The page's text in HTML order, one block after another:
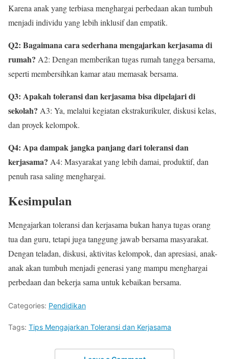
Karena anak yang terbiasa menghargai perbedaan akan tumbuh
menjadi individu yang lebih inklusif dan empatik.
Q2: Bagaimana cara sederhana mengajarkan kerjasama di
rumah? A2: Dengan memberikan tugas rumah tangga bersama,
seperti membersihkan kamar atau memasak bersama.
Q3: Apakah toleransi dan kerjasama bisa dipelajari di
sekolah? A3: Ya, melalui kegiatan ekstrakurikuler, diskusi kelas,
dan proyek kelompok.
Q4: Apa dampak jangka panjang dari toleransi dan
kerjasama? A4: Masyarakat yang lebih damai, produktif, dan
penuh rasa saling menghargai.
Kesimpulan
Mengajarkan toleransi dan kerjasama bukan hanya tugas orang
tua dan guru, tetapi juga tanggung jawab bersama masyarakat.
Dengan teladan, diskusi, aktivitas kelompok, dan apresiasi, anak-
anak akan tumbuh menjadi generasi yang mampu menghargai
perbedaan dan bekerja sama untuk kebaikan bersama.
Categories: Pendidikan
Tags: Tips Mengajarkan Toleransi dan Kerjasama